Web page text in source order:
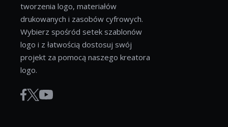
tworzenia logo, materiałów
drukowanych i zasobów cyfrowych.
Wybierz spośród setek szablonów
logo i z łatwością dostosuj swój
projekt za pomocą naszego kreatora
logo.